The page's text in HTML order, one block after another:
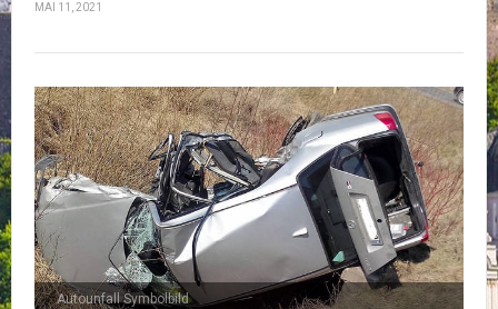
MAI 11, 2021
Autounfall Symbolbild